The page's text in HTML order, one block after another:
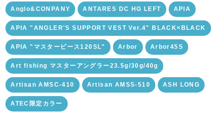
Anglo&CONPANY ANTARES DC HG LEFT APIA
APIA "ANGLER'S SUPPORT VEST Ver.4" BLACK×BLACK
APIA "マスターピース120SL" Arbor Arbor45S
Art fishing マスターアングラー23.5g/30g/40g
Artisan AMSC-410 Artisan AMSS-510 ASH LONG
ATEC限定カラー